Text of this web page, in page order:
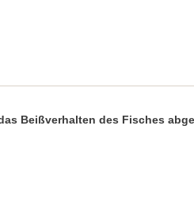
Beißverhalten des Fisches